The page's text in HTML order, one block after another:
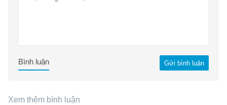
Gửi bình luận
Bình luận
Xem thêm bình luận